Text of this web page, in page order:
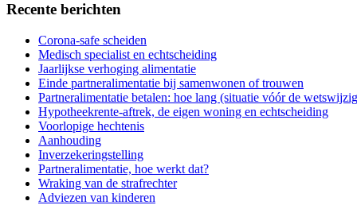
Recente berichten
Corona-safe scheiden
Medisch specialist en echtscheiding
Jaarlijkse verhoging alimentatie
Einde partneralimentatie bij samenwonen of trouwen
Partneralimentatie betalen: hoe lang (situatie vóór de
Hypotheekrente-aftrek, de eigen woning en echtscheiding
Voorlopige hechtenis
Aanhouding
Inverzekeringstelling
Partneralimentatie, hoe werkt dat?
Wraking van de strafrechter
Adviezen van kinderen